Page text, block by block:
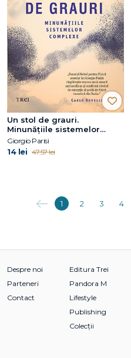
Un stol de grauri.
Minunățiile sistemelor
complexe
Giorgio Parisi
14 lei 47.57 lei
Anterioara
1 2 3 4
Despre noi
Parteneri
Contact
Editura Trei
Pandora M
Lifestyle
Publishing
Colecții